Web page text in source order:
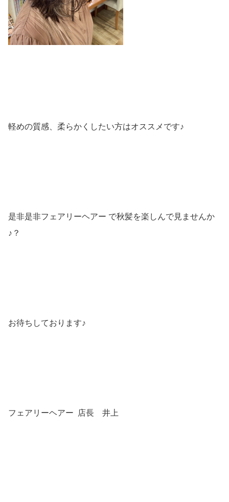
軽めの質感、柔らかくしたい方はオススメです♪
是非是非フェアリーヘアー で秋髪を楽しんで見ませんか
♪？
お待ちしております♪
フェアリーヘアー 店長 井上